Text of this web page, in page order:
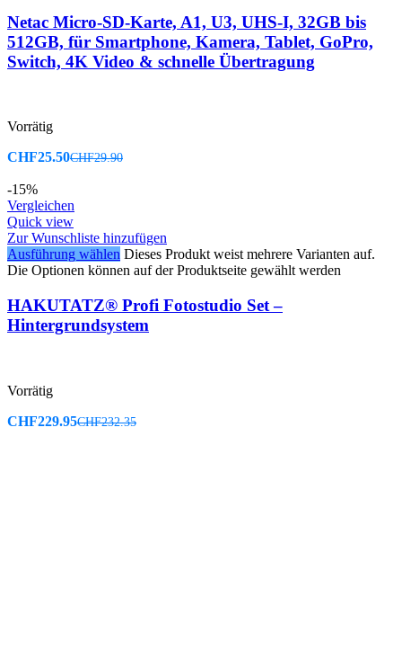
Netac Micro-SD-Karte, A1, U3, UHS-I, 32GB bis
512GB, für Smartphone, Kamera, Tablet, GoPro,
Switch, 4K Video & schnelle Übertragung
Vorrätig
CHF25.50CHF29.90
-15%
Vergleichen
Quick view
Zur Wunschliste hinzufügen
Ausführung wählen Dieses Produkt weist mehrere Varianten auf.
Die Optionen können auf der Produktseite gewählt werden
HAKUTATZ® Profi Fotostudio Set –
Hintergrundsystem
Vorrätig
CHF229.95CHF232.35